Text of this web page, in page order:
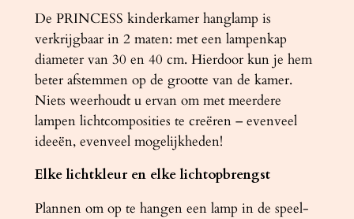
De PRINCESS kinderkamer hanglamp is
verkrijgbaar in 2 maten: met een lampenkap
diameter van 30 en 40 cm. Hierdoor kun je hem
beter afstemmen op de grootte van de kamer.
Niets weerhoudt u ervan om met meerdere
lampen lichtcomposities te creëren – evenveel
ideeën, evenveel mogelijkheden!
Elke lichtkleur en elke lichtopbrengst
Plannen om op te hangen een lamp in de speel-